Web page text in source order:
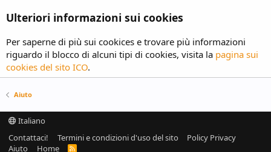
Ulteriori informazioni sui cookies
Per saperne di più sui cookices e trovare più informazioni
riguardo il blocco di alcuni tipi di cookies, visita la pagina sui
cookies del sito ICO.
Aiuto
Italiano
Contattaci!
Termini e condizioni d'uso del sito
Policy Privacy
Aiuto
Home R